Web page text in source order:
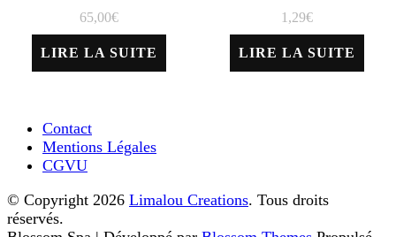
65,00€
LIRE LA SUITE
1,29€
LIRE LA SUITE
Contact
Mentions Légales
CGVU
© Copyright 2026 Limalou Creations. Tous droits
réservés.